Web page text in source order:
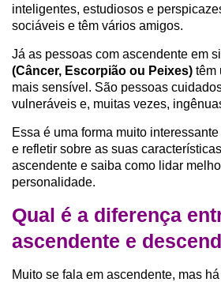
inteligentes, estudiosos e
sociáveis e têm vários amigos.
Já as pessoas com ascendente em
(Câncer, Escorpião ou Peixes) têm
mais sensível. São pessoas
vulneráveis e, muitas vezes,
Essa é uma forma muito
e refletir sobre as suas
ascendente e saiba como lidar
personalidade.
Qual é a diferença
ascendente e
Muito se fala em ascendente, mas